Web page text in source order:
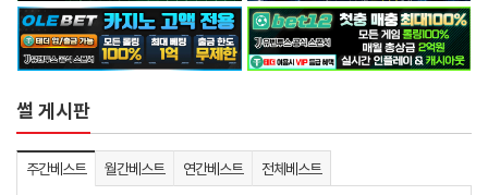
썰 게시판
주간베스트 월간베스트 연간베스트 전체베스트